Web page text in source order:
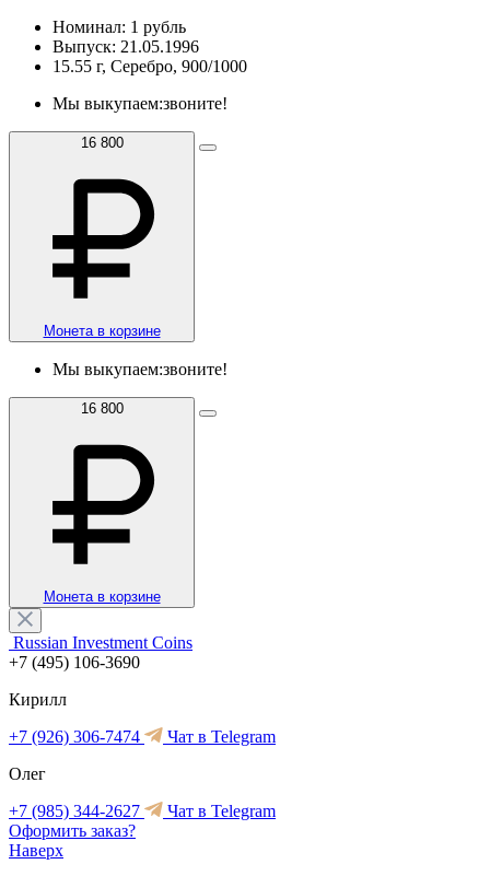
Номинал: 1 рубль
Выпуск: 21.05.1996
15.55 г, Серебро, 900/1000
Мы выкупаем:звоните!
16 800
Монета в корзине
Мы выкупаем:звоните!
16 800
Монета в корзине
Russian Investment Coins
+7 (495) 106-3690
Кирилл
+7 (926) 306-7474
Чат в Telegram
Олег
+7 (985) 344-2627
Чат в Telegram
Оформить заказ?
Наверх